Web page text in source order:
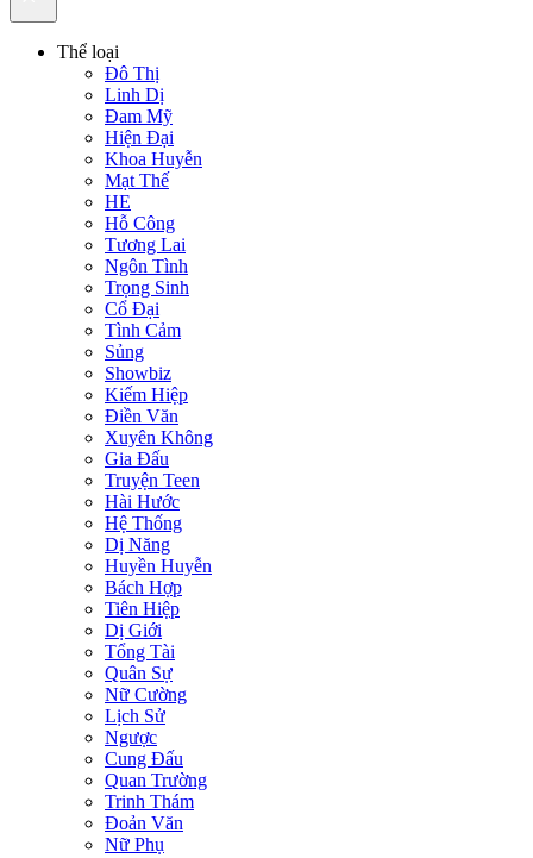
Thể loại
Đô Thị
Linh Dị
Đam Mỹ
Hiện Đại
Khoa Huyễn
Mạt Thế
HE
Hỗ Công
Tương Lai
Ngôn Tình
Trọng Sinh
Cổ Đại
Tình Cảm
Sủng
Showbiz
Kiếm Hiệp
Điền Văn
Xuyên Không
Gia Đấu
Truyện Teen
Hài Hước
Hệ Thống
Dị Năng
Huyền Huyễn
Bách Hợp
Tiên Hiệp
Dị Giới
Tổng Tài
Quân Sự
Nữ Cường
Lịch Sử
Ngược
Cung Đấu
Quan Trường
Trinh Thám
Đoản Văn
Nữ Phụ